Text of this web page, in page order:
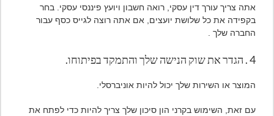
אתה צריך עורך דין עסקי, רואה חשבון ויועץ פיננסי עסקי. בחר
בקפידה את כל שלושת יועצים, אם אתה רוצה לגייס כסף עבור
החברה שלך .
4 . הגדר את שוק הנישה שלך והתמקד בפיתוחו.
המוצר או השירות שלך יכול להיות אוניברסלי.
עם זאת, השימוש בקרני הון סיכון שלך צריך להיות כדי לפתח את